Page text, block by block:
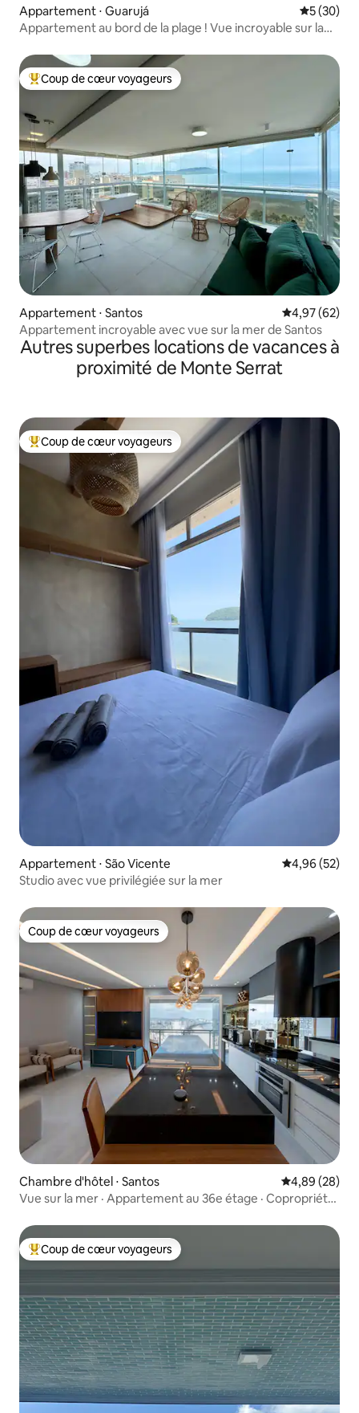
Appartement ⋅ Guarujá
5 (30)
Appartement au bord de la plage ! Vue incroyable sur la
Coups de cœur voyageurs les plus appréciés
Coup de cœur voyageurs
Appartement ⋅ Santos Évaluation
4,97 (62)
Appartement incroyable avec vue sur la mer de Santos
Autres superbes locations de vacances à
proximité de Monte Serrat
Coups de cœur voyageurs les plus appréciés
Coup de cœur voyageurs
Appartement ⋅ São Vicente Évaluation
4,96 (52)
Studio avec vue privilégiée sur la mer
Coup de cœur voyageurs
Coup de cœur voyageurs
Chambre d'hôtel ⋅ Santos Évaluation
4,89 (28)
Vue sur la mer · Appartement au 36e étage · Copropriété
Coups de cœur voyageurs les plus appréciés
Coup de cœur voyageurs